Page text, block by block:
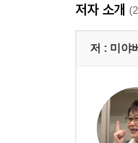
저자 소개
저 : 미야